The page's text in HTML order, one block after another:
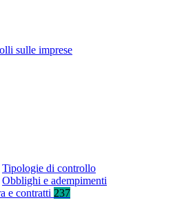
sulle imprese
Tipologie di controllo
Obblighi e adempimenti
e contratti 237